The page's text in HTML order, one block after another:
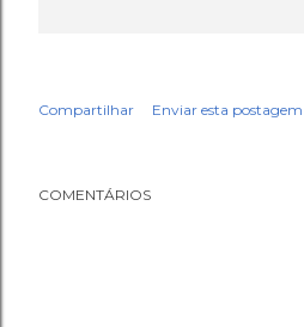
Compartilhar Enviar esta postagem
COMENTÁRIOS